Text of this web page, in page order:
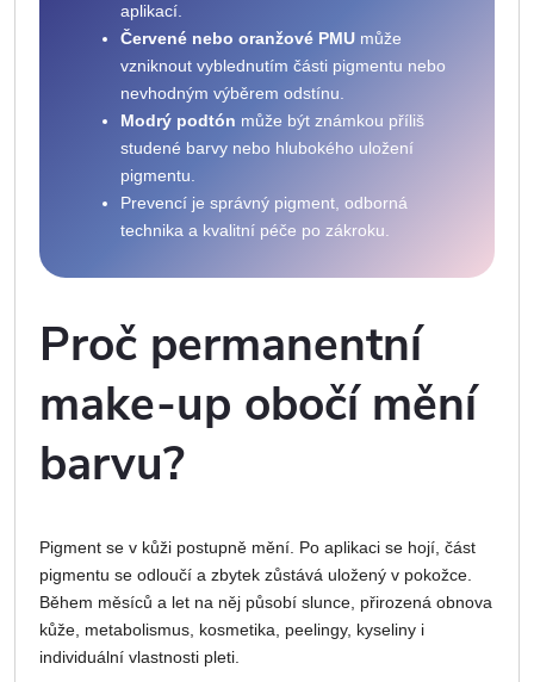
aplikací.
Červené nebo oranžové PMU může
vzniknout vyblednutím části pigmentu nebo
nevhodným výběrem odstínu.
Modrý podtón může být známkou příliš
studené barvy nebo hlubokého uložení
pigmentu.
Prevencí je správný pigment, odborná
technika a kvalitní péče po zákroku.
Proč permanentní
make-up obočí mění
barvu?
Pigment se v kůži postupně mění. Po aplikaci se hojí, část
pigmentu se odloučí a zbytek zůstává uložený v pokožce.
Během měsíců a let na něj působí slunce, přirozená obnova
kůže, metabolismus, kosmetika, peelingy, kyseliny i
individuální vlastnosti pleti.